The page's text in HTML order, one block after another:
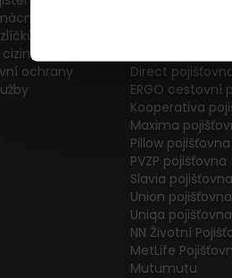
ochrany
Direct
ERGO cestovní
Kooperativa
Maxima
Pillow pojišťovna
PVZP pojišťovna
Slavia pojišťovna
Union pojišťovna
Uniqa pojišťovna
NN Životní
MetLife
Mutumutu